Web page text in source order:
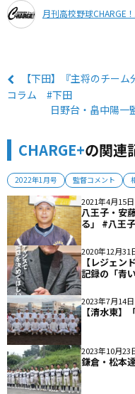
月刊高校野球CHARGE
【下田】『主将のチー
コラム #下田
日野台・畠中陽
CHARGE+の関連
2022年1月号 監督コメント
2021年4月15日
八王子・安
る」 #八王子
2020年12月31
【レジェン
記録の「青
2023年7月14日
【清水東】
2023年10月23
鎌倉・松本